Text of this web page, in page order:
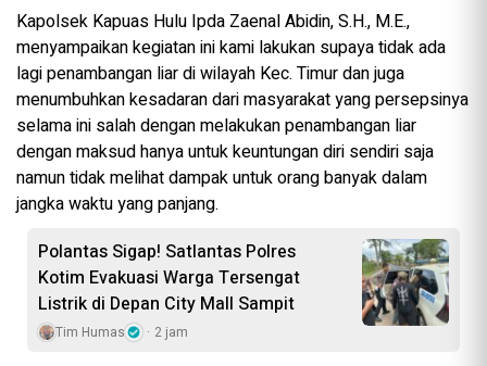
Kapolsek Kapuas Hulu Ipda Zaenal Abidin, S.H., M.E.,
menyampaikan kegiatan ini kami lakukan supaya tidak ada
lagi penambangan liar di wilayah Kec. Timur dan juga
menumbuhkan kesadaran dari masyarakat yang persepsinya
selama ini salah dengan melakukan penambangan liar
dengan maksud hanya untuk keuntungan diri sendiri saja
namun tidak melihat dampak untuk orang banyak dalam
jangka waktu yang panjang.
Polantas Sigap! Satlantas Polres
Kotim Evakuasi Warga Tersengat
Listrik di Depan City Mall Sampit
Tim Humas 2 jam